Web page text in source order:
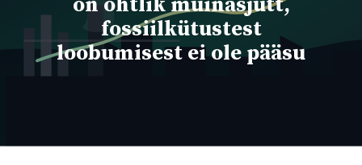
fossiilkütustest
loobumisest ei ole pääsu